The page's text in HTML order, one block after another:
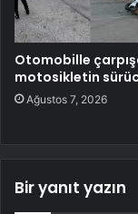
Otomobille
motosikletin
Ağustos 7, 2026
Bir yanıt yazın